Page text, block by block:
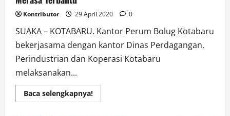
Kontributor 29 April 2020 0
SUAKA – KOTABARU. Kantor Perum Bolug Kotabaru
bekerjasama dengan kantor Dinas Perdagangan,
Perindustrian dan Koperasi Kotabaru
melaksanakan...
Baca selengkapnya!Read
more